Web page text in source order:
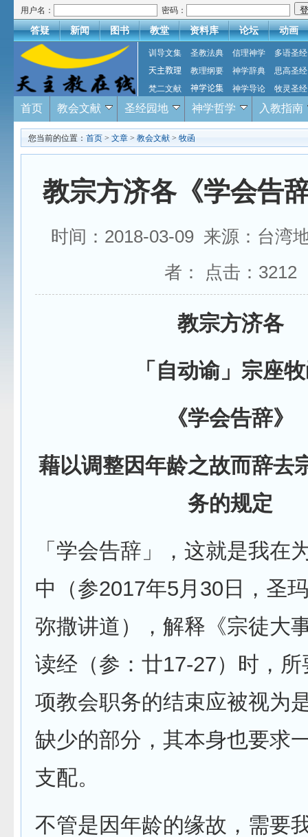
用户名： 密码：
答疑 新闻 图书 教堂 资料库 论坛 动画
训导文集 圣教法典 信理神学
多语圣经
天主教理
教理纲要 神学辞典
思高圣经
梵二文献
神学论集 神学导论 牧灵圣经
首页 教会文献 圣经园地 神学哲学 入教指南
您当前的位置： 首页 > 文章 > 教会文献 > 牧函
教宗方济各《学会告
时间：2018-03-09 来源：台湾
者： 点击： 3212
教宗方济各
「自动谕」宗座
《学会告辞》
藉以调整因年龄之故而辞去
务的规定
「学会告辞」，这就是我在
中（参2017年5月30日，圣
弥撒讲道），解释《宗徒大
读经（参：廿17-27）时，
项教会职务的结束应被视为
缺少的部分，其本身也要求
支配。
不管是因年龄的缘故，需要